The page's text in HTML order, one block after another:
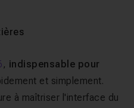
, indispensable pour
et simplement.
à maîtriser l'interface du